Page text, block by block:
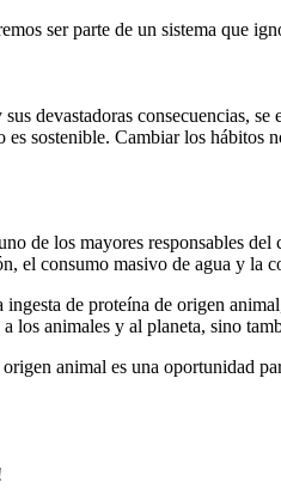
ser parte de un sistema que
devastadoras consecuencias,
es sostenible. Cambiar los
de los mayores responsables
el consumo masivo de agua y la
de proteína de origen
los animales y al planeta, sino
animal es una oportunidad